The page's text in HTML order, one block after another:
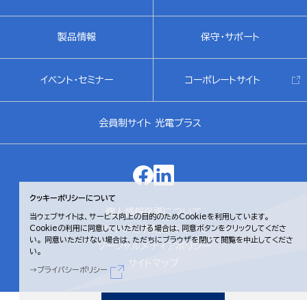
製品情報 保守・サポート
イベント・セミナー コーポレートサイト
会員制サイト 光電プラス
個人情報保護について
サイトのご利用にあたって
ソーシャルメディアポリシー
サイトマップ
クッキーポリシーについて
当ウェブサイトは、サービス向上の目的のためCookieを利用しています。
Cookieの利用に同意していただける場合は、同意ボタンをクリックしてくださ
い。
同意いただけない場合は、ただちにブラウザを閉じて閲覧を中止してくださ
い。
プライバシーポリシー